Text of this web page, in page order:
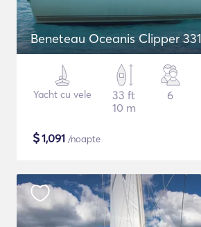
Beneteau Oceanis Clipper 331
Yacht cu vele
33 ft
10 m
6
$1,091 /noapte